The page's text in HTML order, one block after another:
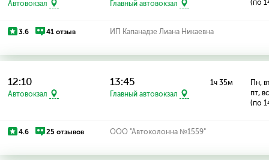
Автовокзал Главный автовокзал
(по
3.6 41 отзыв ИП Капанадзе Лиана Никаевна
12:10
Автовокзал
13:45
Главный автовокзал
1ч 35м
Пн,
пт,
(по
4.6 25 отзывов ООО "Автоколонна №1559"